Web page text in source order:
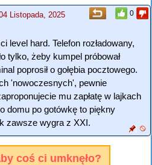
0
Listopada, 2025
level hard. Telefon rozładowany,
tylko, żeby kumpel próbował
poprosił o gołębia pocztowego.
'nowoczesnych', pewnie
mu zapłatę w lajkach
domu po gotówkę to piękny
zawsze wygra z XXI.
coś ci umknęło?